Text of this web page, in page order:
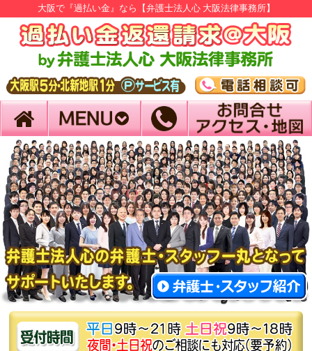
大阪で『過払い金』なら【弁護士法人心 大阪法律事務所】